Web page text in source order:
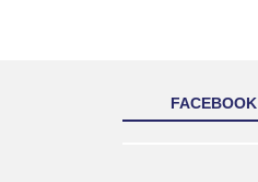
FACEBOOK